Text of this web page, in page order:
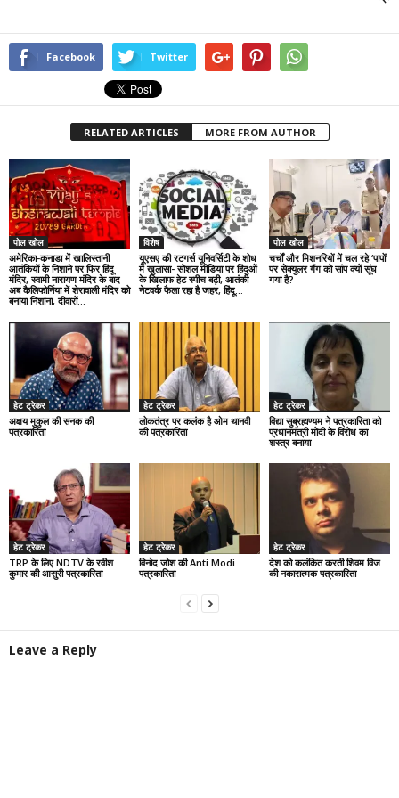
Facebook Twitter
RELATED ARTICLES MORE FROM AUTHOR
पोल खोल
अमेरिका-कनाडा में खालिस्तानी
आतंकियों के निशाने पर फिर हिंदू
मंदिर, स्वामी नारायण मंदिर के बाद
अब कैलिफोर्निया में शेरावाली मंदिर को
बनाया निशाना, दीवारों...
विशेष
यूएसए की रटगर्स यूनिवर्सिटी के शोध
में खुलासा- सोशल मीडिया पर हिंदुओं
के खिलाफ हेट स्पीच बढ़ी, आतंकी
नेटवर्क फैला रहा है जहर, हिंदू...
पोल खोल
चर्चों और मिशनरियों में चल रहे ‘पापों’
पर सेक्युलर गैंग को सांप क्यों सूंघ
गया है?
हेट ट्रेकर
अक्षय मुकुल की सनक की
पत्रकारिता
हेट ट्रेकर
लोकतंत्र पर कलंक है ओम थानवी
की पत्रकारिता
हेट ट्रेकर
विद्या सुब्रह्मण्यम ने पत्रकारिता को
प्रधानमंत्री मोदी के विरोध का
शस्त्र बनाया
हेट ट्रेकर
TRP के लिए NDTV के रवीश
कुमार की आसुरी पत्रकारिता
हेट ट्रेकर
विनोद जोश की Anti Modi
पत्रकारिता
हेट ट्रेकर
देश को कलंकित करती शिवम विज
की नकारात्मक पत्रकारिता
Leave a Reply